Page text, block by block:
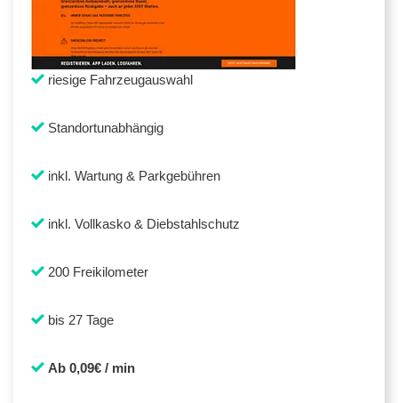
riesige Fahrzeugauswahl
Standortunabhängig
inkl. Wartung & Parkgebühren
inkl. Vollkasko & Diebstahlschutz
200 Freikilometer
bis 27 Tage
Ab 0,09€ / min